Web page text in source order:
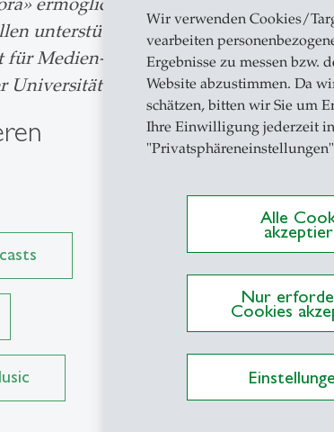
Wir verwenden Cookies/
vearbeiten
Ergebnisse zu messen bzw.
Website abzustimmen. Da
schätzen, bitten wir Sie um
Ihre Einwilligung jederzeit
Alle
Nur
Cookies
unterstützt wird. Produziert wird
Medien- und
Universität St.Gallen.